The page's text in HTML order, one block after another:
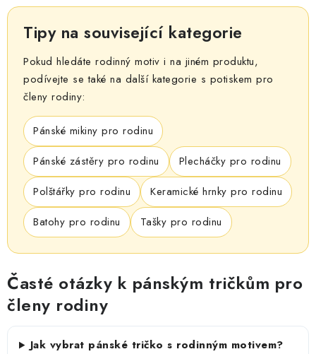
Tipy na související kategorie
Pokud hledáte rodinný motiv i na jiném produktu,
podívejte se také na další kategorie s potiskem pro
členy rodiny:
Pánské mikiny pro rodinu
Pánské zástěry pro rodinu
Plecháčky pro rodinu
Polštářky pro rodinu
Keramické hrnky pro rodinu
Batohy pro rodinu
Tašky pro rodinu
Časté otázky k pánským tričkům pro
členy rodiny
Jak vybrat pánské tričko s rodinným motivem?